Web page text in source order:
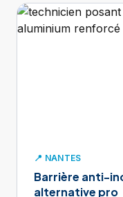
📍 NANTES
Barrière anti-
alternative pro